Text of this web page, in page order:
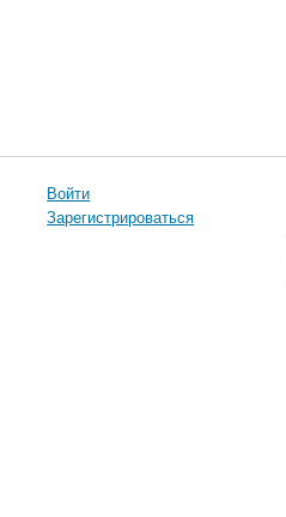
Войти
Зарегистрироваться